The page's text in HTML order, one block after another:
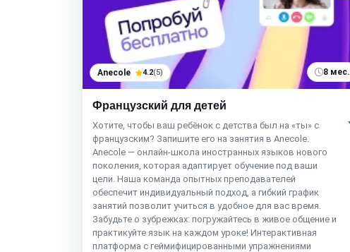
Anecole 4.2(5) 8 мес.
Французский для детей
Хотите, чтобы ваш ребёнок с детства был на «ты» с
французским? Запишите его на занятия в Anecole.
Anecole — онлайн-школа иностранных языков нового
поколения, которая адаптирует обучение под ваши
цели. Наша команда опытных преподавателей
обеспечит индивидуальный подход, а гибкий график
занятий позволит учиться в удобное для вас время.
Забудьте о зубрежках: погружайтесь в живое общение и
практикуйте язык на каждом уроке! Интерактивная
платформа с геймифицированными упражнениями